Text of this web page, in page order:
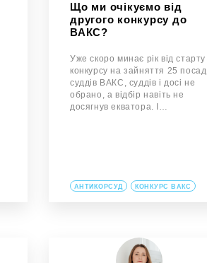
Що ми очікуємо від
другого конкурсу до
ВАКС?
Уже скоро минає рік від старту
конкурсу на зайняття 25 посад
суддів ВАКС, суддів і досі не
обрано, а відбір навіть не
досягнув екватора. І…
АНТИКОРСУД КОНКУРС ВАКС